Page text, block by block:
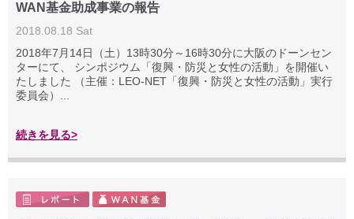
WAN基金助成事業の報告
2018.08.18 Sat
2018年7月14日（土）13時30分～16時30分に大阪のドーンセン
ターにて、 シンポジウム「復興・防災と女性の活動」を開催い
たしました （主催：LEO-NET「復興・防災と女性の活動」実行
委員会）...
続きを見る>